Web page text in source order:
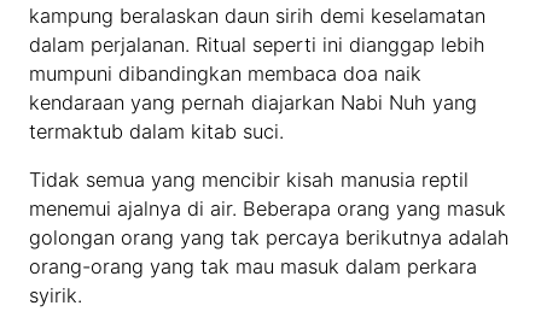
kampung beralaskan daun sirih demi keselamatan
dalam perjalanan. Ritual seperti ini dianggap lebih
mumpuni dibandingkan membaca doa naik
kendaraan yang pernah diajarkan Nabi Nuh yang
termaktub dalam kitab suci.
Tidak semua yang mencibir kisah manusia reptil
menemui ajalnya di air. Beberapa orang yang masuk
golongan orang yang tak percaya berikutnya adalah
orang-orang yang tak mau masuk dalam perkara
syirik.